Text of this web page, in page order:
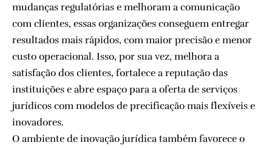
mudanças regulatórias e melhoram a comunicação
com clientes, essas organizações conseguem entregar
resultados mais rápidos, com maior precisão e menor
custo operacional. Isso, por sua vez, melhora a
satisfação dos clientes, fortalece a reputação das
instituições e abre espaço para a oferta de serviços
jurídicos com modelos de precificação mais flexíveis e
inovadores.
O ambiente de inovação jurídica também favorece o